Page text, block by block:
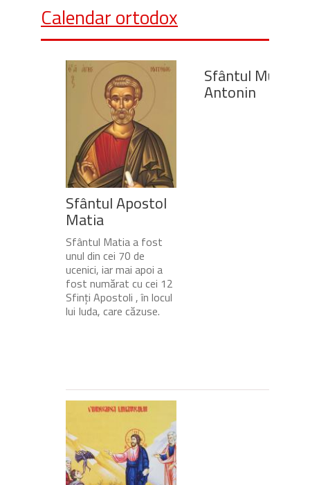
Calendar ortodox
Sfântul Apostol
Matia
Sfântul Matia a fost
unul din cei 70 de
ucenici, iar mai apoi a
fost numărat cu cei 12
Sfinți Apostoli , în locul
lui Iuda, care căzuse.
Sfântul Mucenic
Antonin